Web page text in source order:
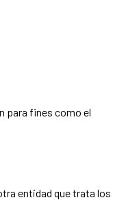
para fines como el
entidad que trata los